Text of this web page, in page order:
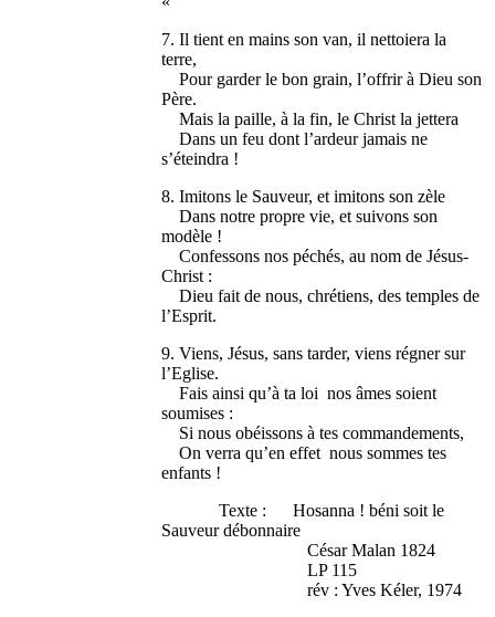
7. Il tient en mains son van, il nettoiera la
terre,
Pour garder le bon grain, l’offrir à Dieu son
Père.
Mais la paille, à la fin, le Christ la jettera
Dans un feu dont l’ardeur jamais ne
s’éteindra !
8. Imitons le Sauveur, et imitons son zèle
Dans notre propre vie, et suivons son
modèle !
Confessons nos péchés, au nom de Jésus-
Christ :
Dieu fait de nous, chrétiens, des temples de
l’Esprit.
9. Viens, Jésus, sans tarder, viens régner sur
l’Eglise.
Fais ainsi qu’à ta loi nos âmes soient
soumises :
Si nous obéissons à tes commandements,
On verra qu’en effet nous sommes tes
enfants !
Texte : Hosanna ! béni soit le
Sauveur débonnaire
César Malan 1824
LP 115
rév : Yves Kéler, 1974